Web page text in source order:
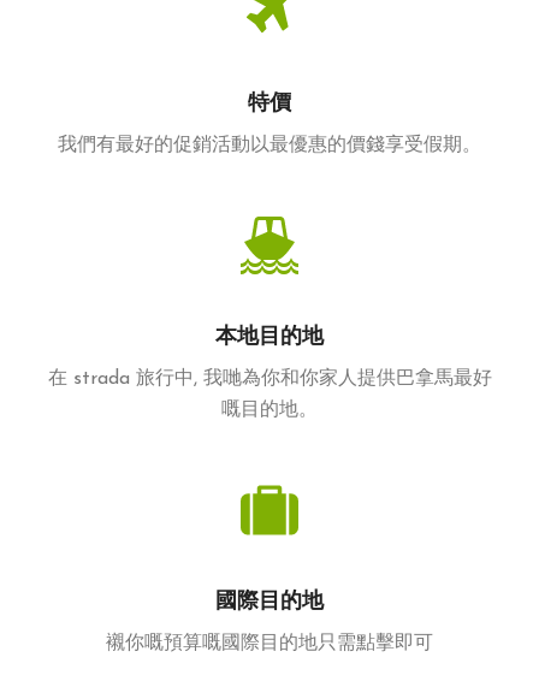
特價
我們有最好的促銷活動以最優惠的價錢享受假期。
本地目的地
在 strada 旅行中, 我哋為你和你家人提供巴拿馬最好
嘅目的地。
國際目的地
襯你嘅預算嘅國際目的地只需點擊即可